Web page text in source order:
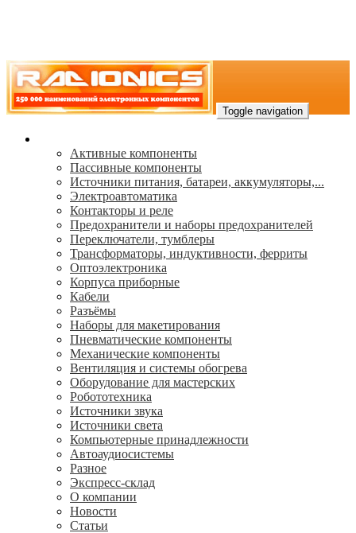
Toggle navigation
Активные компоненты
Пассивные компоненты
Источники питания, батареи, аккумуляторы,...
Электроавтоматика
Контакторы и реле
Предохранители и наборы предохранителей
Переключатели, тумблеры
Трансформаторы, индуктивности, ферриты
Oптоэлектроника
Корпуса приборные
Кабели
Разъёмы
Наборы для макетирования
Пневматические компоненты
Механические компоненты
Вентиляция и системы обогрева
Оборудование для мастерских
Робототехника
Источники звука
Источники света
Компьютерные принадлежности
Автоаудиосистемы
Разное
Экспресс-склад
О компании
Новости
Статьи